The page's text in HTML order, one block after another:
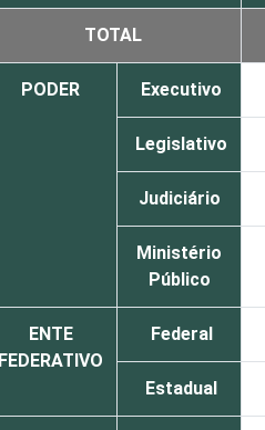
TOTAL
PODER Executivo
Legislativo
Judiciário
Ministério
Público
ENTE
FEDERATIVO
Federal
Estadual